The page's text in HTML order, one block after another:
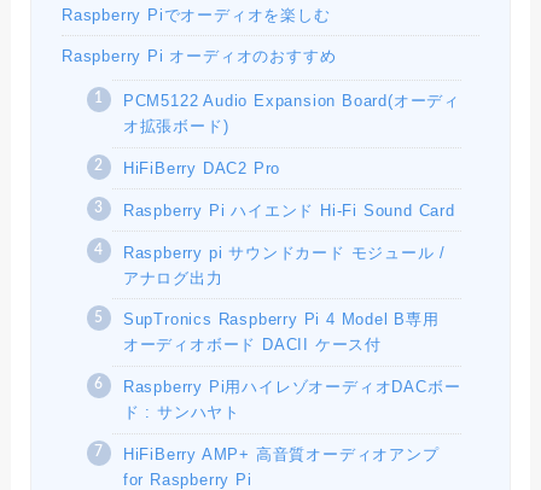
Raspberry Piでオーディオを楽しむ
Raspberry Pi オーディオのおすすめ
PCM5122 Audio Expansion Board(オーディ
オ拡張ボード)
HiFiBerry DAC2 Pro
Raspberry Pi ハイエンド Hi-Fi Sound Card
Raspberry pi サウンドカード モジュール /
アナログ出力
SupTronics Raspberry Pi 4 Model B専用
オーディオボード DACII ケース付
Raspberry Pi用ハイレゾオーディオDACボー
ド : サンハヤト
HiFiBerry AMP+ 高音質オーディオアンプ
for Raspberry Pi